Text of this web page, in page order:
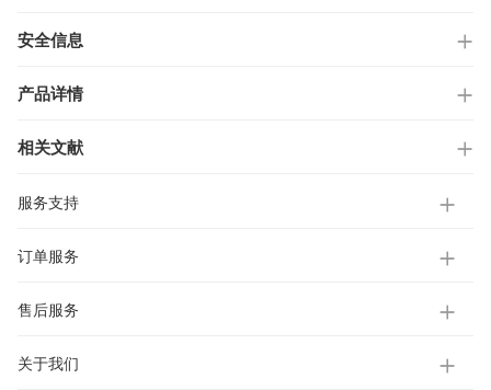
安全信息
产品详情
相关文献
服务支持
订单服务
售后服务
关于我们